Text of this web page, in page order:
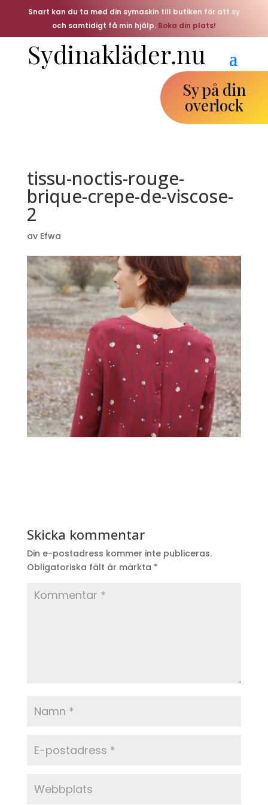
Snart kan du ta med din symaskin till butiken för att sy
och samtidigt få min hjälp. Boka din plats!
Sy på din
overlock
tissu-noctis-rouge-
brique-crepe-de-viscose-
2
av Efwa
Skicka kommentar
Din e-postadress kommer inte publiceras.
Obligatoriska fält är märkta *